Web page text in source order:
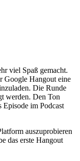
viel Spaß gemacht.
Google Hangout eine
Die Runde
werden. Den Ton
Episode im Podcast
auszuprobieren
das erste Hangout